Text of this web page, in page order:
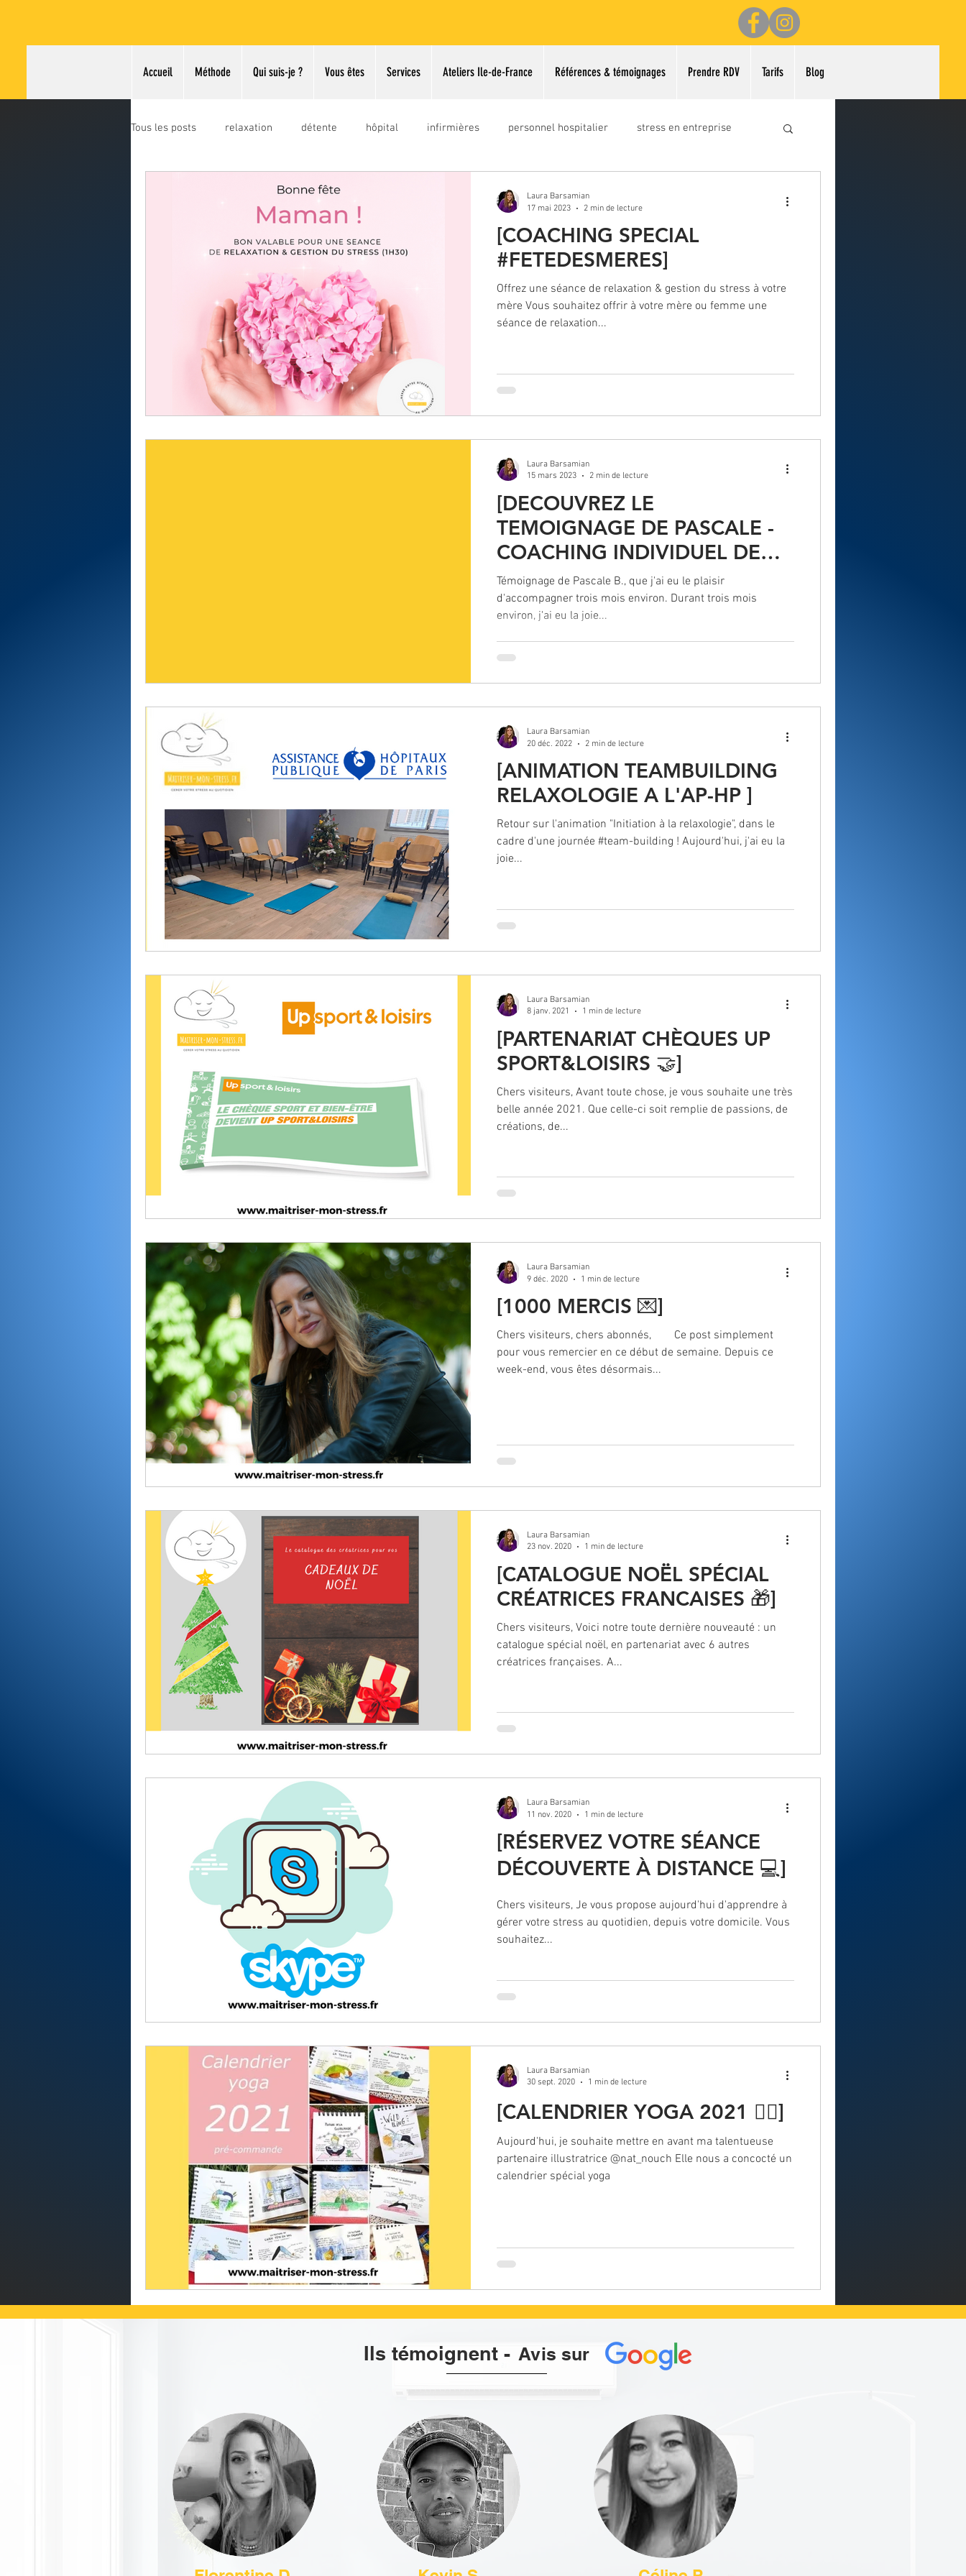
Accueil Méthode Qui suis-je ? Vous êtes Services Ateliers Ile-de-France Références & témoignages Prendre RDV Tarifs Blog
Tous les posts relaxation détente hôpital infirmières personnel hospitalier stress en entreprise
qvt gestion stress
miss ile-de-france miss france 2026
[COACHING SPECIAL
#FETEDESMERES]
Offrez une séance de relaxation & gestion du stress à votre
mère Vous souhaitez offrir à votre mère ou femme une
séance de relaxation...
Laura Barsamian
17 mai 2023
2 min de lecture
[DECOUVREZ LE
TEMOIGNAGE DE PASCALE -
COACHING INDIVIDUEL DE
RELAXATION & GESTION DU
STRESS]
Témoignage de Pascale B., que j'ai eu le plaisir
d'accompagner trois mois environ. Durant trois mois
environ, j'ai eu la joie...
Laura Barsamian
15 mars 2023
2 min de lecture
[ANIMATION TEAMBUILDING
RELAXOLOGIE A L'AP-HP ]
Retour sur l'animation "Initiation à la relaxologie", dans le
cadre d'une journée #team-building ! Aujourd'hui, j'ai eu la
joie...
Laura Barsamian
20 déc. 2022
2 min de lecture
[PARTENARIAT CHÈQUES UP
SPORT&LOISIRS 🤝]
Chers visiteurs, Avant toute chose, je vous souhaite une très
belle année 2021. Que celle-ci soit remplie de passions, de
créations, de...
Laura Barsamian
8 janv. 2021
1 min de lecture
[1000 MERCIS 💌]
Chers visiteurs, chers abonnés,⠀ ⠀ Ce post simplement
pour vous remercier en ce début de semaine. Depuis ce
week-end, vous êtes désormais...
Laura Barsamian
9 déc. 2020
1 min de lecture
[CATALOGUE NOËL SPÉCIAL
CRÉATRICES FRANCAISES 🎁]
Chers visiteurs, Voici notre toute dernière nouveauté : un
catalogue spécial noël, en partenariat avec 6 autres
créatrices françaises. A...
Laura Barsamian
23 nov. 2020
1 min de lecture
[RÉSERVEZ VOTRE SÉANCE
DÉCOUVERTE À DISTANCE 💻]
Chers visiteurs, Je vous propose aujourd'hui d'apprendre à
gérer votre stress au quotidien, depuis votre domicile. Vous
souhaitez...
Laura Barsamian
11 nov. 2020
1 min de lecture
[CALENDRIER YOGA 2021 🧘‍♀️]
Aujourd'hui, je souhaite mettre en avant ma talentueuse
partenaire illustratrice @nat_nouch Elle nous a concocté un
calendrier spécial yoga
Laura Barsamian
30 sept. 2020
1 min de lecture
Ils témoignent - Avis sur